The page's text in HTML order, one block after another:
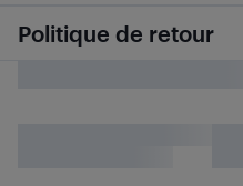
Politique de retour